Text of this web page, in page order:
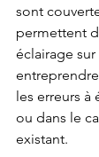
sont
permettent
éclairage
les erreurs
ou dans le
existant.